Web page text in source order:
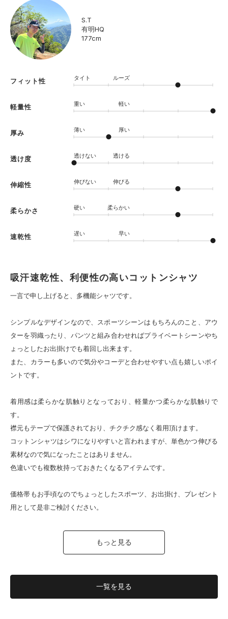
S.T
有明HQ
177cm
フィット性 タイト ルーズ
軽量性 重い 軽い
厚み 薄い 厚い
透け度 透けない 透ける
伸縮性 伸びない 伸びる
柔らかさ 硬い 柔らかい
速乾性 遅い 早い
吸汗速乾性、利便性の高いコットンシャツ
一言で申し上げると、多機能シャツです。
シンプルなデザインなので、スポーツシーンはもちろんのこと、アウ
ターを羽織ったり、パンツと組み合わせればプライベートシーンやち
ょっとしたお出掛けでも着回し出来ます。
また、カラーも多いので気分やコーデと合わせやすい点も嬉しいポイ
ントです。
着用感は柔らかな肌触りとなっており、軽量かつ柔らかな肌触りで
す。
襟元もテープで保護されており、チクチク感なく着用頂けます。
コットンシャツはシワになりやすいと言われますが、単色かつ伸びる
素材なので気になったことはありません。
色違いでも複数枚持っておきたくなるアイテムです。
価格帯もお手頃なのでちょっとしたスポーツ、お出掛け、プレゼント
用として是非ご検討ください。
もっと見る
一覧を 見る